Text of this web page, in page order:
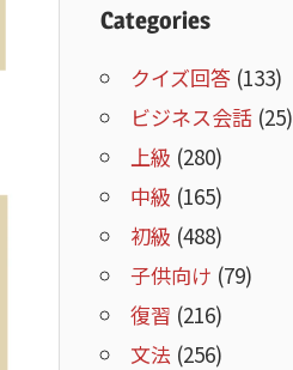
Categories
クイズ回答(133)
ビジネス会話(25)
上級 (280)
中級 (165)
初級 (488)
子供向け (79)
復習 (216)
文法 (256)